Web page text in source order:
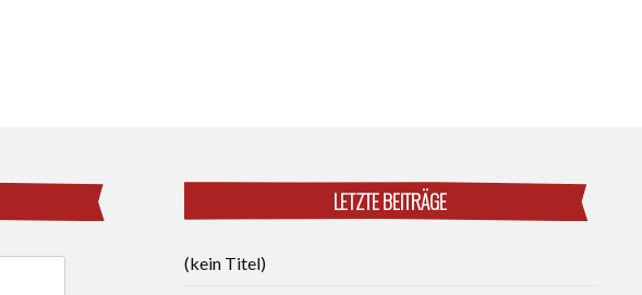
LETZTE BEITRÄGE
(kein Titel)